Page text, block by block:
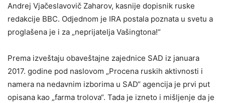
Andrej Vjačeslavovič Zaharov, kasnije dopisnik ruske
redakcije BBC. Odjednom je IRA postala poznata u svetu a
proglašena je i za „neprijatelja Vašingtona!“
Prema izveštaju obaveštajne zajednice SAD iz januara
2017. godine pod naslovom „Procena ruskih aktivnosti i
namera na nedavnim izborima u SAD“ agencija je prvi put
opisana kao „farma trolova“. Tada je izneto i mišljenje da je